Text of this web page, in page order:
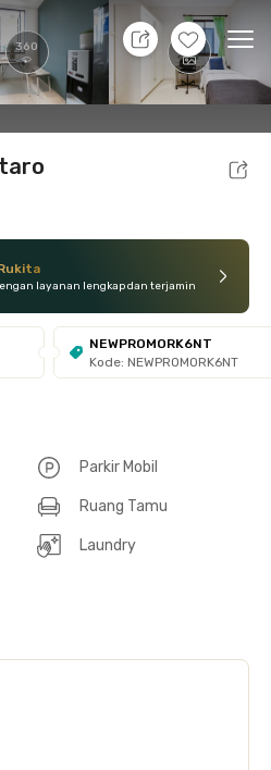
360 +8
tahu
Lokasi Kamar
layanan lengkap dan terjamin
NEWPROMORK6NT
Kode: NEWPROMORK6NT
Parkir Mobil
Ruang Tamu
Laundry